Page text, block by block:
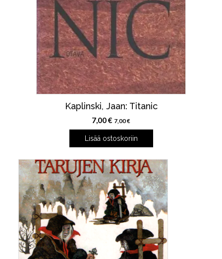
Kaplinski, Jaan: Titanic
7,00€ 7,00€
Lisää ostoskoriin